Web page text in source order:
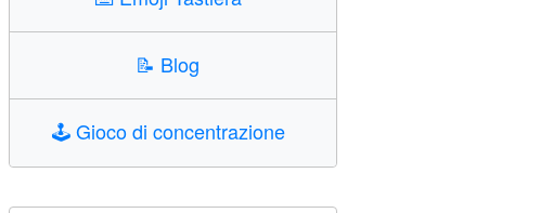
📝 Blog
🕹️Gioco di concentrazione